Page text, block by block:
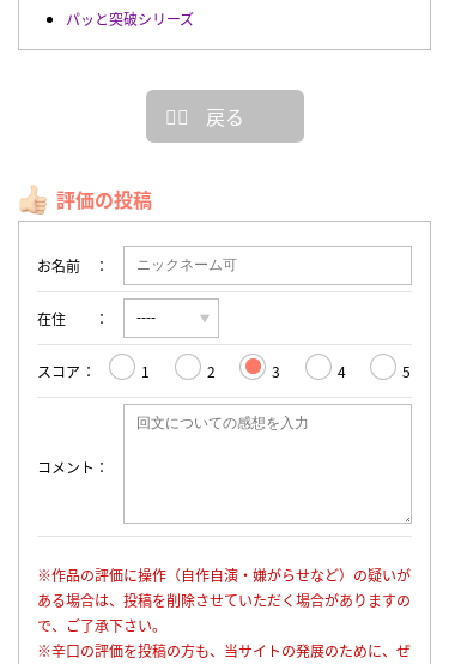
パッと突破シリーズ
戻る
評価の投稿
お名前
在住
スコア 1 2 3 4 5
コメント
※作品の評価に操作（自作自演・嫌がらせなど）の疑いが
ある場合は、投稿を削除させていただく場合がありますの
で、ご了承下さい。
※辛口の評価を投稿の方も、当サイトの発展のために、ぜ